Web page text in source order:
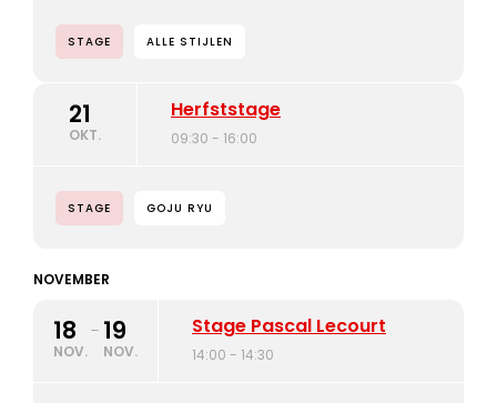
STAGE ALLE STIJLEN
21
OKT.
Herfststage
09:30 - 16:00
STAGE GOJU RYU
NOVEMBER
18
NOV.
- 19
NOV.
Stage Pascal Lecourt
14:00 - 14:30